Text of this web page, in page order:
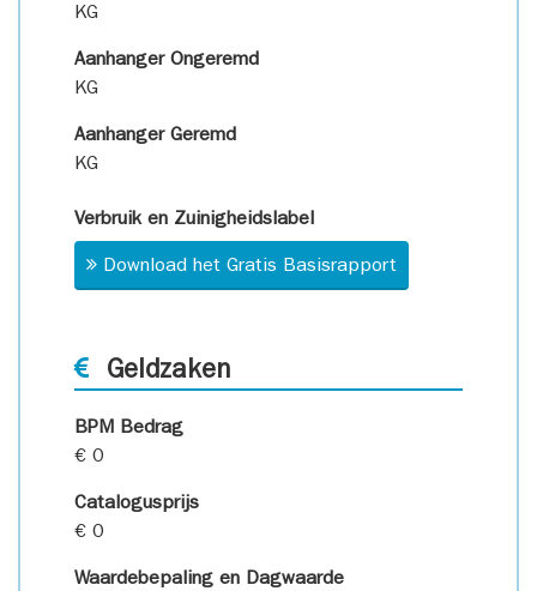
KG
Aanhanger Ongeremd
KG
Aanhanger Geremd
KG
Verbruik en Zuinigheidslabel
Download het Gratis Basisrapport
Geldzaken
BPM Bedrag
€ 0
Catalogusprijs
€ 0
Waardebepaling en Dagwaarde